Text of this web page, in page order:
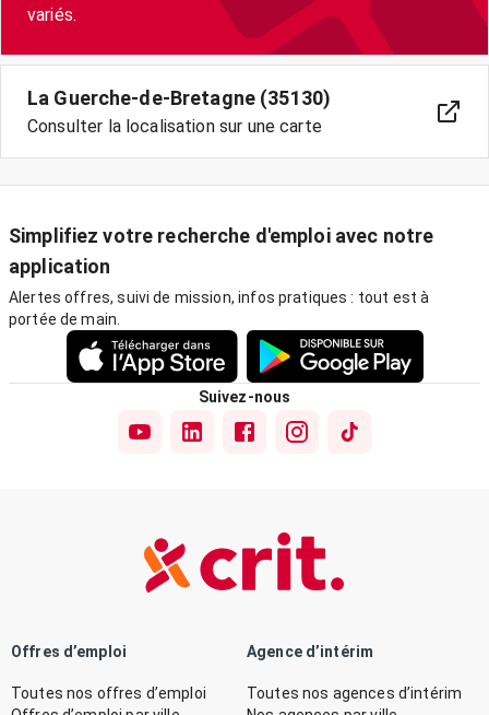
variés.
La Guerche-de-Bretagne (35130)
Consulter la localisation sur une carte
Simplifiez votre recherche d'emploi avec notre
application
Alertes offres, suivi de mission, infos pratiques : tout est à
portée de main.
Suivez-nous
Offres d’emploi
Toutes nos offres d’emploi
Agence d’intérim
Toutes nos agences d’intérim